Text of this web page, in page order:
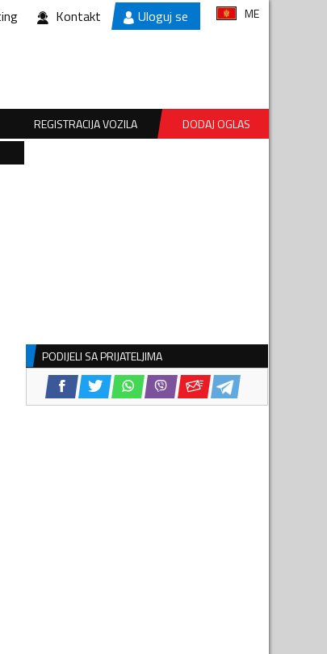
Kontakt Uloguj se ME
REGISTRACIJA VOZILA
DODAJ OGLAS
PODIJELI SA PRIJATELJIMA